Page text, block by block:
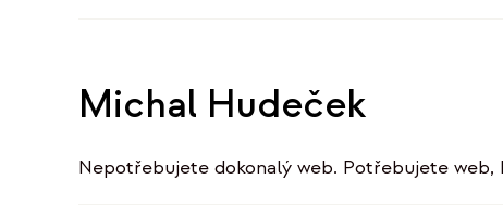
Michal Hudeček
Nepotřebujete dokonalý web. Potřebujete